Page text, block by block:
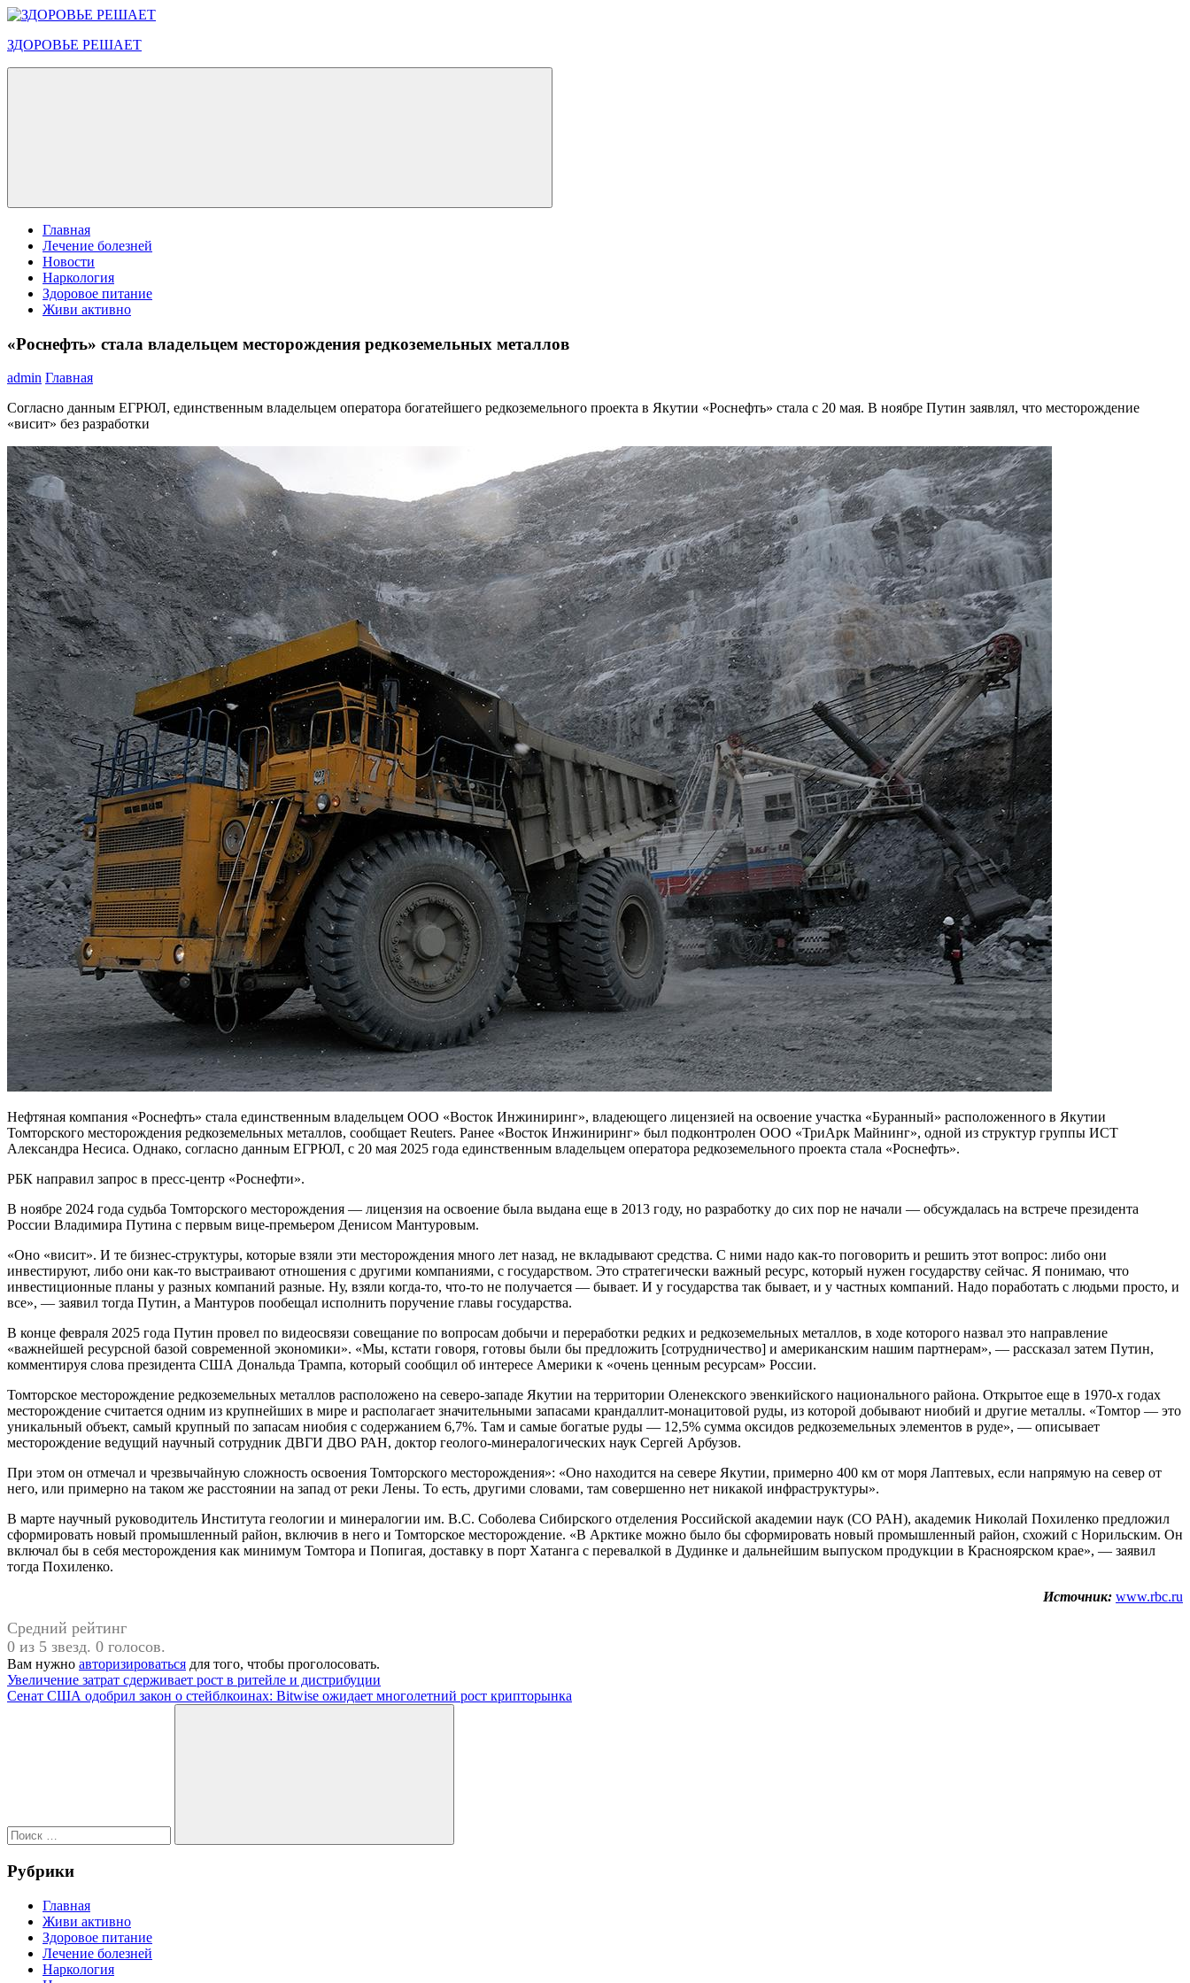
Перейти
содержимому
ЗДОРОВЬЕ РЕШАЕТ
Меню
Главная
Лечение болезней
Новости
Наркология
Здоровое питание
Живи активно
«Роснефть» стала владельцем месторождения редкоземельных металлов
admin Главная
Согласно данным ЕГРЮЛ, единственным владельцем оператора богатейшего редкоземельного проекта в Якутии «Роснефть» стала с 20 мая. В ноябре Путин заявлял, что месторождение
«висит» без разработки
Нефтяная компания «Роснефть» стала единственным владельцем ООО «Восток Инжиниринг», владеющего лицензией на освоение участка «Буранный» расположенного в Якутии
Томторского месторождения редкоземельных металлов, сообщает Reuters. Ранее «Восток Инжиниринг» был подконтролен ООО «ТриАрк Майнинг», одной из структур группы ИСТ
Александра Несиса. Однако, согласно данным ЕГРЮЛ, с 20 мая 2025 года единственным владельцем оператора редкоземельного проекта стала «Роснефть».
РБК направил запрос в пресс-центр «Роснефти».
В ноябре 2024 года судьба Томторского месторождения — лицензия на освоение была выдана еще в 2013 году, но разработку до сих пор не начали — обсуждалась на встрече президента
России Владимира Путина с первым вице-премьером Денисом Мантуровым.
«Оно «висит». И те бизнес-структуры, которые взяли эти месторождения много лет назад, не вкладывают средства. С ними надо как-то поговорить и решить этот вопрос: либо они
инвестируют, либо они как-то выстраивают отношения с другими компаниями, с государством. Это стратегически важный ресурс, который нужен государству сейчас. Я понимаю, что
инвестиционные планы у разных компаний разные. Ну, взяли когда-то, что-то не получается — бывает. И у государства так бывает, и у частных компаний. Надо поработать с людьми просто, и
все», — заявил тогда Путин, а Мантуров пообещал исполнить поручение главы государства.
В конце февраля 2025 года Путин провел по видеосвязи совещание по вопросам добычи и переработки редких и редкоземельных металлов, в ходе которого назвал это направление
«важнейшей ресурсной базой современной экономики». «Мы, кстати говоря, готовы были бы предложить [сотрудничество] и американским нашим партнерам», — рассказал затем Путин,
комментируя слова президента США Дональда Трампа, который сообщил об интересе Америки к «очень ценным ресурсам» России.
Томторское месторождение редкоземельных металлов расположено на северо-западе Якутии на территории Оленекского эвенкийского национального района. Открытое еще в 1970-х годах
месторождение считается одним из крупнейших в мире и располагает значительными запасами крандаллит-монацитовой руды, из которой добывают ниобий и другие металлы. «Томтор — это
уникальный объект, самый крупный по запасам ниобия с содержанием 6,7%. Там и самые богатые руды — 12,5% сумма оксидов редкоземельных элементов в руде», — описывает
месторождение ведущий научный сотрудник ДВГИ ДВО РАН, доктор геолого-минералогических наук Сергей Арбузов.
При этом он отмечал и чрезвычайную сложность освоения Томторского месторождения»: «Оно находится на севере Якутии, примерно 400 км от моря Лаптевых, если напрямую на север от
него, или примерно на таком же расстоянии на запад от реки Лены. То есть, другими словами, там совершенно нет никакой инфраструктуры».
В марте научный руководитель Института геологии и минералогии им. В.С. Соболева Сибирского отделения Российской академии наук (СО РАН), академик Николай Похиленко предложил
сформировать новый промышленный район, включив в него и Томторское месторождение. «В Арктике можно было бы сформировать новый промышленный район, схожий с Норильским. Он
включал бы в себя месторождения как минимум Томтора и Попигая, доставку в порт Хатанга с перевалкой в Дудинке и дальнейшим выпуском продукции в Красноярском крае», — заявил
тогда Похиленко.
Источник: www.rbc.ru
Средний рейтинг
0 из 5 звезд. 0 голосов.
Вам нужно авторизироваться для того, чтобы проголосовать.
Навигация
по
Предыдущая
запись:
Увеличение затрат сдерживает рост в ритейле и дистрибуции
Следующая
Сенат США одобрил закон о стейблкоинах: Bitwise ожидает многолетний рост крипторынка
Поиск
Рубрики
Главная
Живи активно
Здоровое питание
Лечение болезней
Наркология